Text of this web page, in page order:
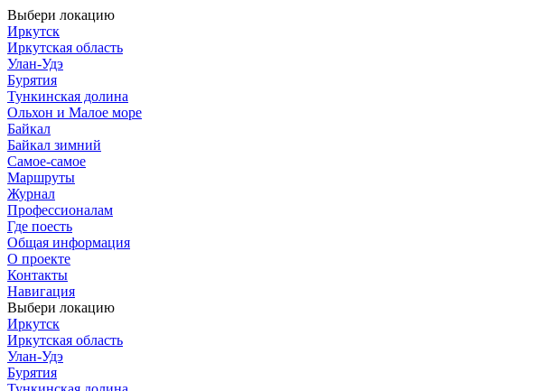
Выбери локацию
Иркутск
Иркутская область
Улан-Удэ
Бурятия
Тункинская долина
Ольхон и Малое море
Байкал
Байкал зимний
Самое-самое
Маршруты
Журнал
Профессионалам
Где поесть
Общая информация
О проекте
Контакты
Навигация
Выбери локацию
Иркутск
Иркутская область
Улан-Удэ
Бурятия